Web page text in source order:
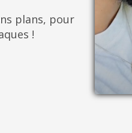
plans, pour
!